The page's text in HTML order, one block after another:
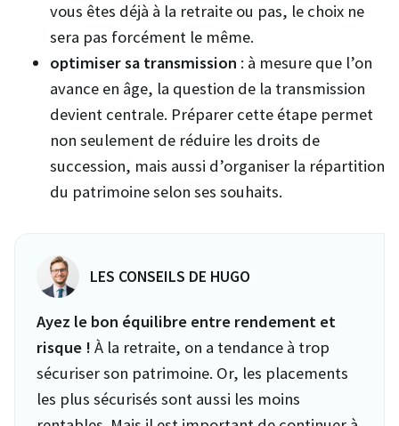
vous êtes déjà à la retraite ou pas, le choix ne
sera pas forcément le même.
optimiser sa transmission : à mesure que l’on
avance en âge, la question de la transmission
devient centrale. Préparer cette étape permet
non seulement de réduire les droits de
succession, mais aussi d’organiser la répartition
du patrimoine selon ses souhaits.
LES CONSEILS DE HUGO
Ayez le bon équilibre entre rendement et
risque ! À la retraite, on a tendance à trop
sécuriser son patrimoine. Or, les placements
les plus sécurisés sont aussi les moins